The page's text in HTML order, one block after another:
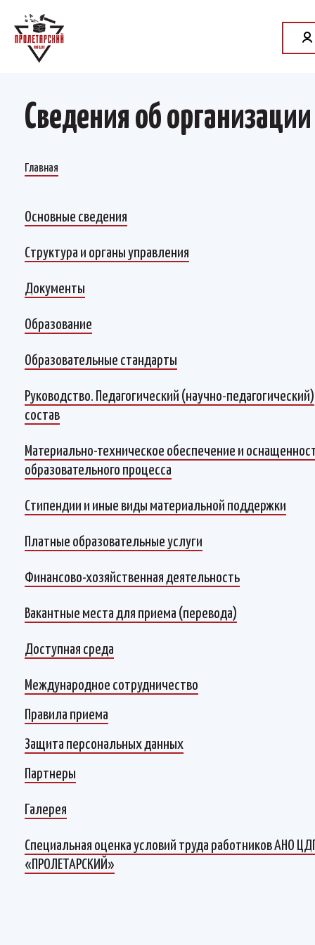
Сведения об организации
Главная
Основные сведения
Структура и органы управления
Документы
Образование
Образовательные стандарты
Руководство. Педагогический (научно-педагогический)
состав
Материально-техническое обеспечение и
образовательного процесса
Стипендии и иные виды материальной поддержки
Платные образовательные услуги
Финансово-хозяйственная деятельность
Вакантные места для приема (перевода)
Доступная среда
Международное сотрудничество
Правила приема
Защита персональных данных
Партнеры
Галерея
Специальная оценка условий труда работников АНО
«ПРОЛЕТАРСКИЙ»